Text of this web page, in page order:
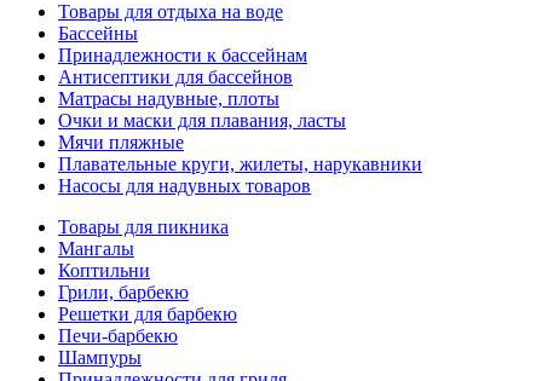
Товары для отдыха на воде
Бассейны
Принадлежности к бассейнам
Антисептики для бассейнов
Матраcы надувные, плоты
Очки и маски для плавания, ласты
Мячи пляжные
Плавательные круги, жилеты, нарукавники
Насосы для надувных товаров
Товары для пикника
Мангалы
Коптильни
Грили, барбекю
Решетки для барбекю
Печи-барбекю
Шампуры